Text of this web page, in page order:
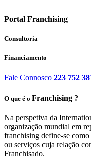
Portal Franchising
Consultoria
Financiamento
Fale Connosco 223 752
O que é o Franchising ?
Na perspetiva da
organização mundial em
franchising define-se
ou serviços cuja relação
Franchisado.